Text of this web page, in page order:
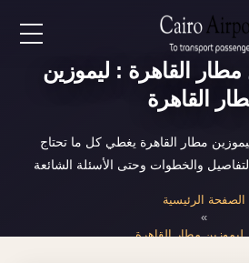
EN
AR
المطار
مطار القاهرة : ليموزين
القاهرة
مطار القاهرة يغطي كل ما تحتاج
والخطوات وحتى الأسئلة الشائعة
الصفحة الرئيسية
مطار القاهرة